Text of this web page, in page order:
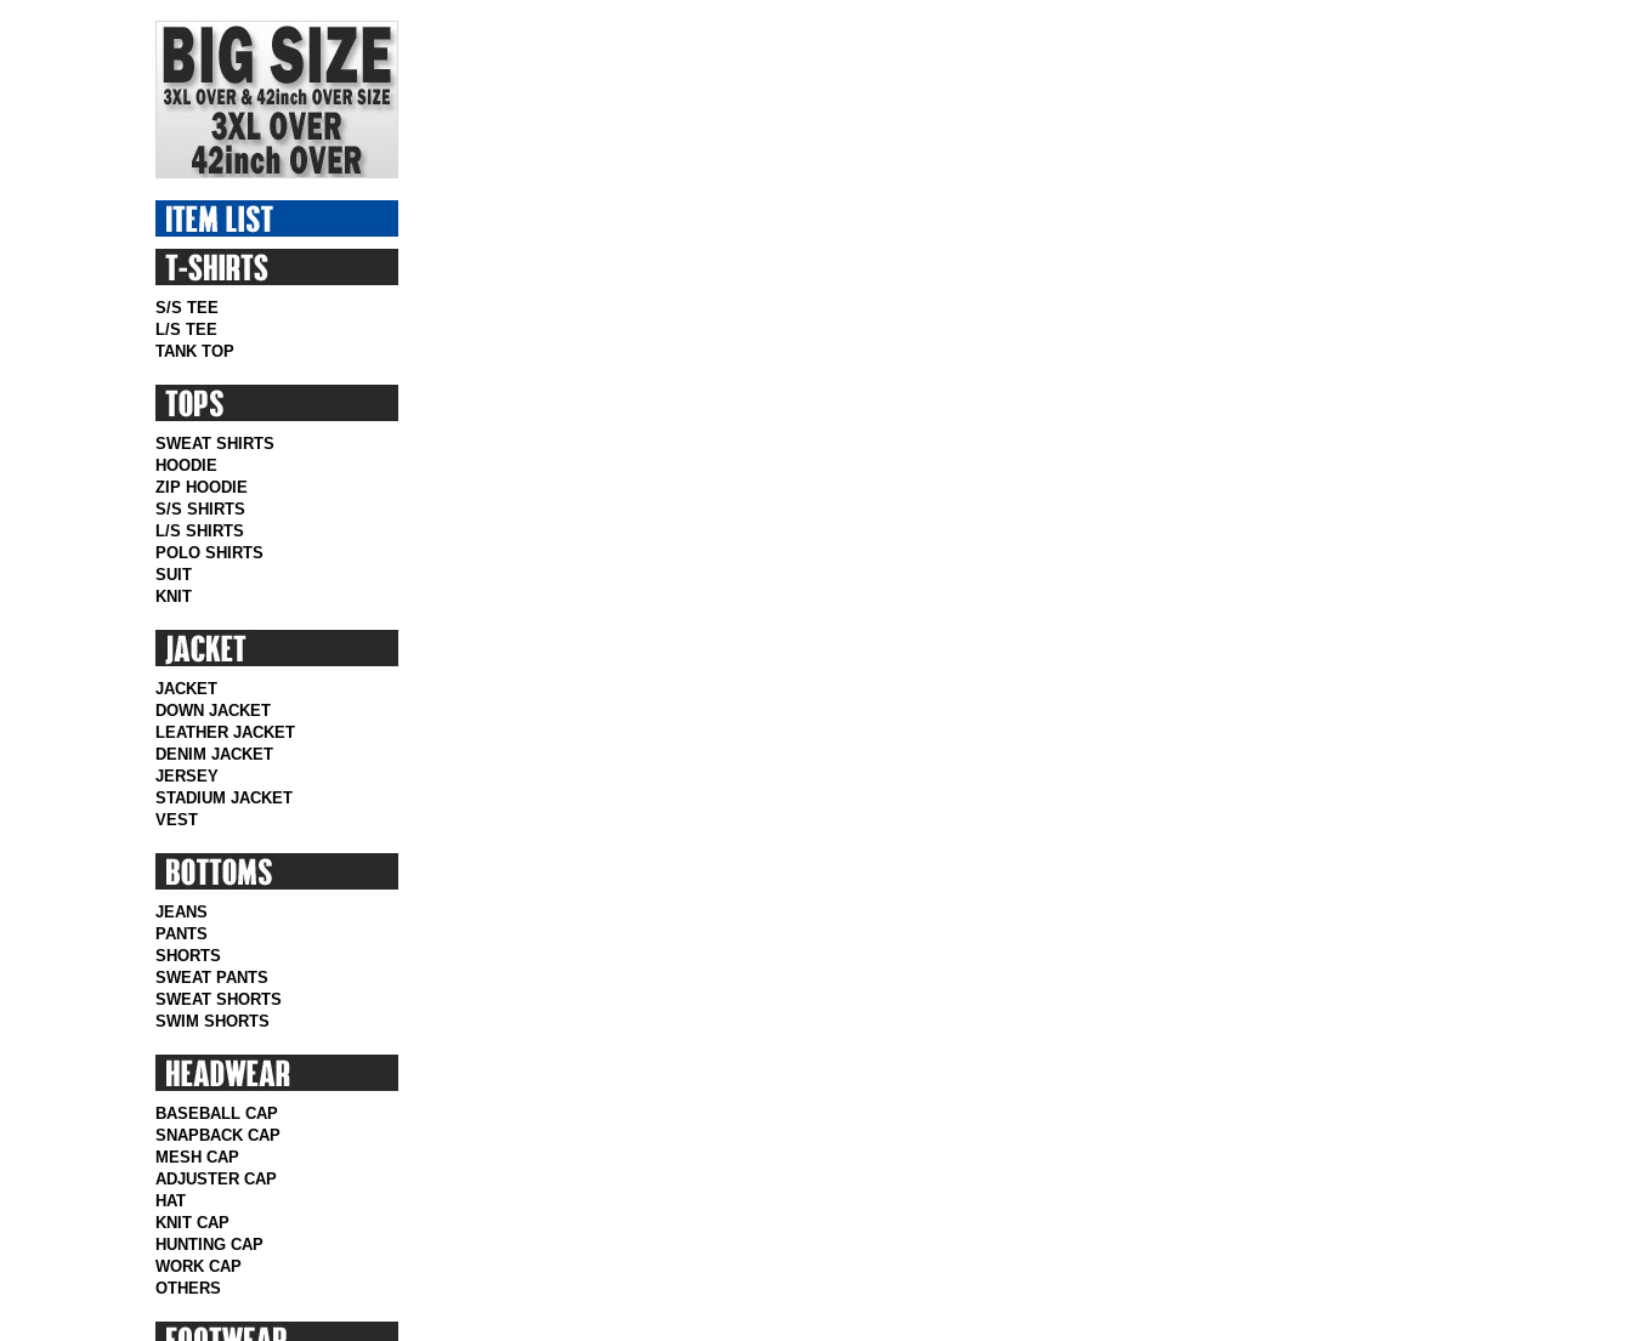
S/S TEE
L/S TEE
TANK TOP
SWEAT SHIRTS
HOODIE
ZIP HOODIE
S/S SHIRTS
L/S SHIRTS
POLO SHIRTS
SUIT
KNIT
JACKET
DOWN JACKET
LEATHER JACKET
DENIM JACKET
JERSEY
STADIUM JACKET
VEST
JEANS
PANTS
SHORTS
SWEAT PANTS
SWEAT SHORTS
SWIM SHORTS
BASEBALL CAP
SNAPBACK CAP
MESH CAP
ADJUSTER CAP
HAT
KNIT CAP
HUNTING CAP
WORK CAP
OTHERS